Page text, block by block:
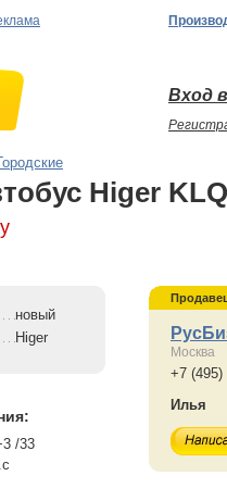
Вход
Higer
новый
Higer
/33
Москва
+7 (495)
Илья